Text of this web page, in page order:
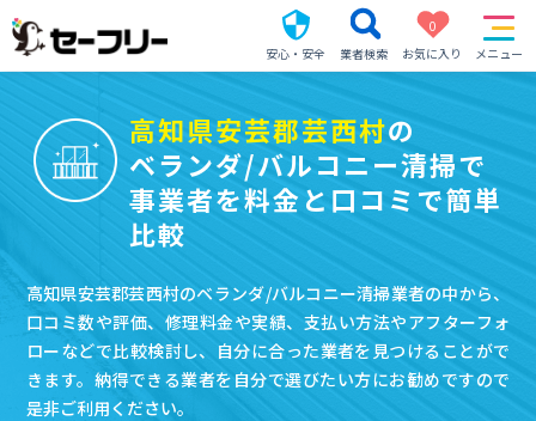
安心・安全 業者検索
0
お気に入り
メニュー
高知県安芸郡芸西村の
ベランダ/バルコニー清掃で
事業者を料金と口コミで簡単
比較
高知県安芸郡芸西村のベランダ/バルコニー清掃業者の中から、
口コミ数や評価、修理料金や実績、支払い方法やアフターフォ
ローなどで比較検討し、自分に合った業者を見つけることがで
きます。納得できる業者を自分で選びたい方にお勧めですので
是非ご利用ください。